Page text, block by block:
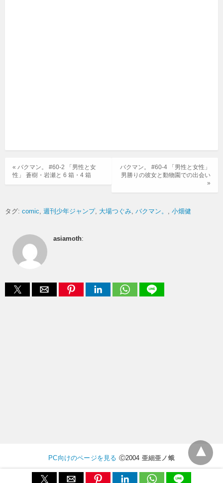
バクマン。 #60-4 「男性と女性」
男勝りの彼女と動物園での出会い
»
« バクマン。 #60-2 「男性と女
性」 蒼樹・岩瀬と 6 箱・4 箱
タグ: comic 週刊少年ジャンプ 大場つぐみ バクマン。 小畑健
asiamoth:
PC向けのページを見る Ⓒ2004 亜細亜ノ蛾